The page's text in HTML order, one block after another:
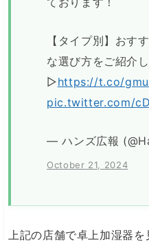
【タイプ別】おす
な選び方をご紹介
▷https://t.co/
pic.twitter.com/
— ハンズ広報
October 21, 2024
上記の店舗で卓上加湿器